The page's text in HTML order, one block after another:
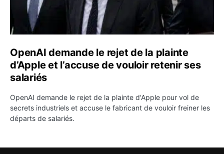
OpenAI demande le rejet de la plainte
d’Apple et l’accuse de vouloir retenir ses
salariés
OpenAI demande le rejet de la plainte d'Apple pour vol de
secrets industriels et accuse le fabricant de vouloir freiner les
départs de salariés.